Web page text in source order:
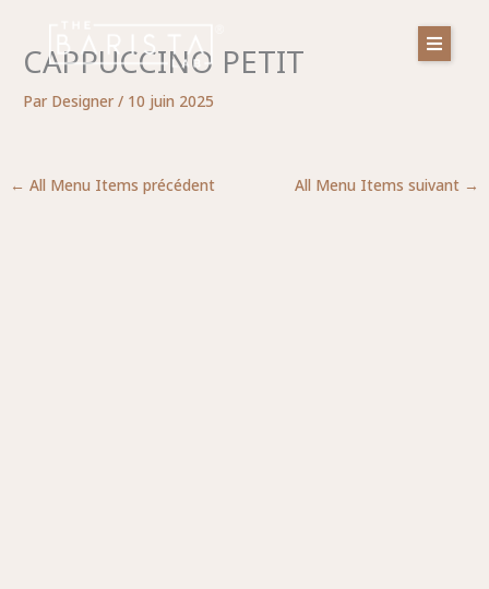
contenu
CAPPUCCINO PETIT
Par Designer/ 10 juin 2025
← All Menu Items précédent All Menu Items suivant →